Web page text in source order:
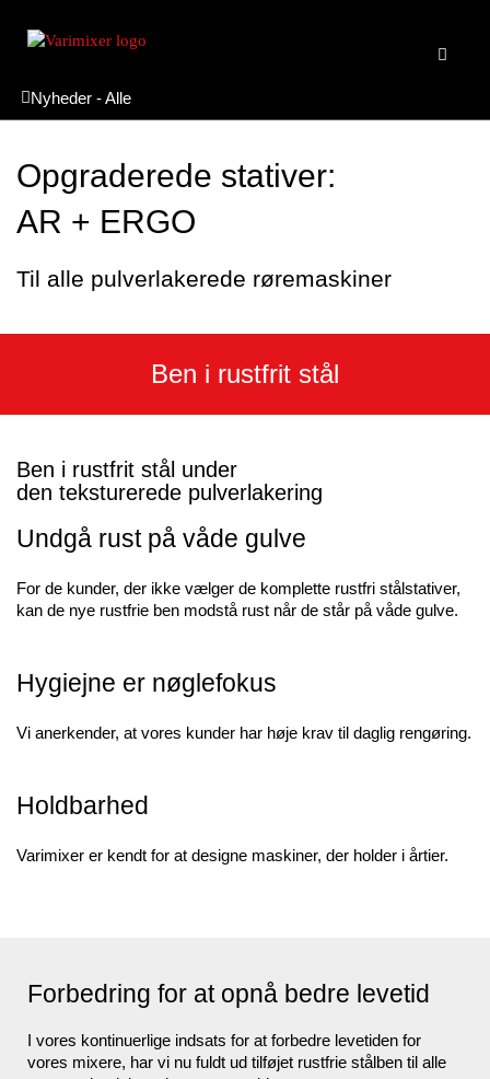
Nyheder - Alle
Opgraderede stativer:
AR + ERGO
Til alle pulverlakerede røremaskiner
Ben i rustfrit stål
Ben i rustfrit stål under
den teksturerede pulverlakering
Undgå rust på våde gulve
For de kunder, der ikke vælger de komplette rustfri stålstativer,
kan de nye rustfrie ben modstå rust når de står på våde gulve.
Hygiejne er nøglefokus
Vi anerkender, at vores kunder har høje krav til daglig rengøring.
Holdbarhed
Varimixer er kendt for at designe maskiner, der holder i årtier.
Forbedring for at opnå bedre levetid
I vores kontinuerlige indsats for at forbedre levetiden for
vores mixere, har vi nu fuldt ud tilføjet rustfrie stålben til alle